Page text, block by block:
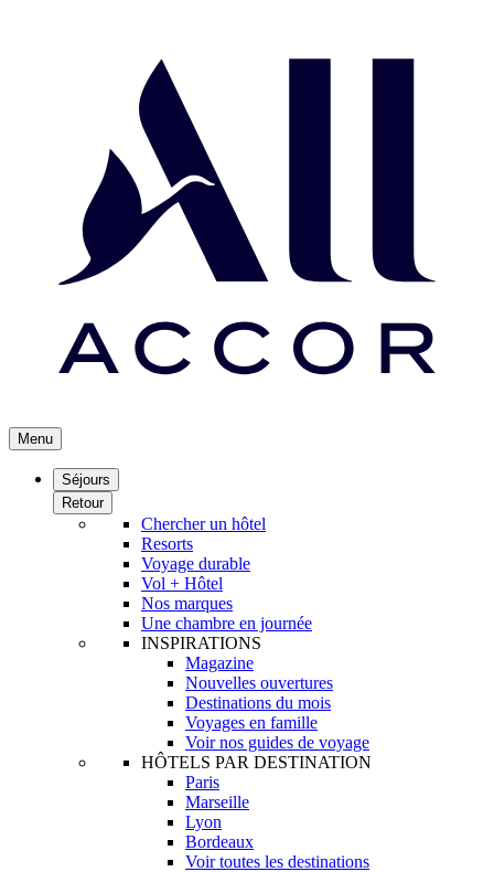
Menu
Séjours
Retour
Chercher un hôtel
Resorts
Voyage durable
Vol + Hôtel
Nos marques
Une chambre en journée
INSPIRATIONS
Magazine
Nouvelles ouvertures
Destinations du mois
Voyages en famille
Voir nos guides de voyage
HÔTELS PAR DESTINATION
Paris
Marseille
Lyon
Bordeaux
Voir toutes les destinations